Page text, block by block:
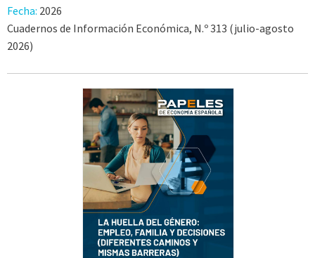
Fecha: 2026
Cuadernos de Información Económica, N.º 313 (julio-agosto
2026)